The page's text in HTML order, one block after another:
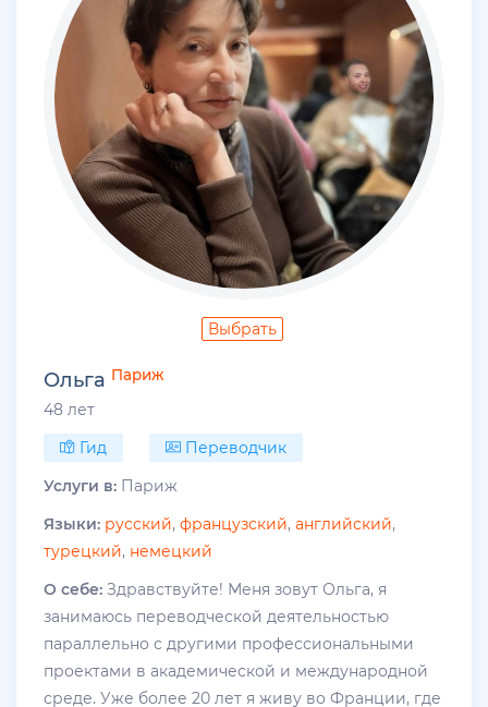
Выбрать
Ольга Париж
48 лет
Гид
Переводчик
Услуги в: Париж
Языки: русский, французский, английский,
турецкий, немецкий
О себе: Здравствуйте! Меня зовут Ольга, я
занимаюсь переводческой деятельностью
параллельно с другими профессиональными
проектами в академической и международной
среде. Уже более 20 лет я живу во Франции, где